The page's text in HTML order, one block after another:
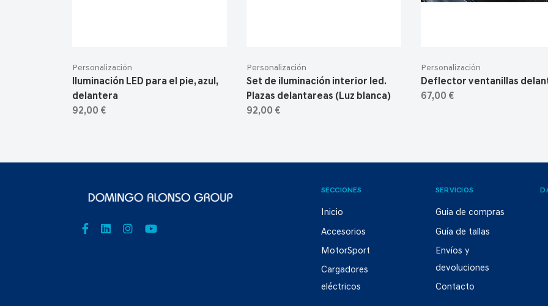
Personalización
Iluminación LED para el pie, azul,
delantera
92,00 €
Personalización
Set de iluminación interior led.
Plazas delantareas (Luz blanca)
92,00 €
Personalización
Deflector ventanillas
67,00 €
SECCIONES
Inicio
Accesorios
MotorSport
Cargadores
eléctricos
SERVICIOS
Guía de compras
Guía de tallas
Envíos y
devoluciones
Contacto